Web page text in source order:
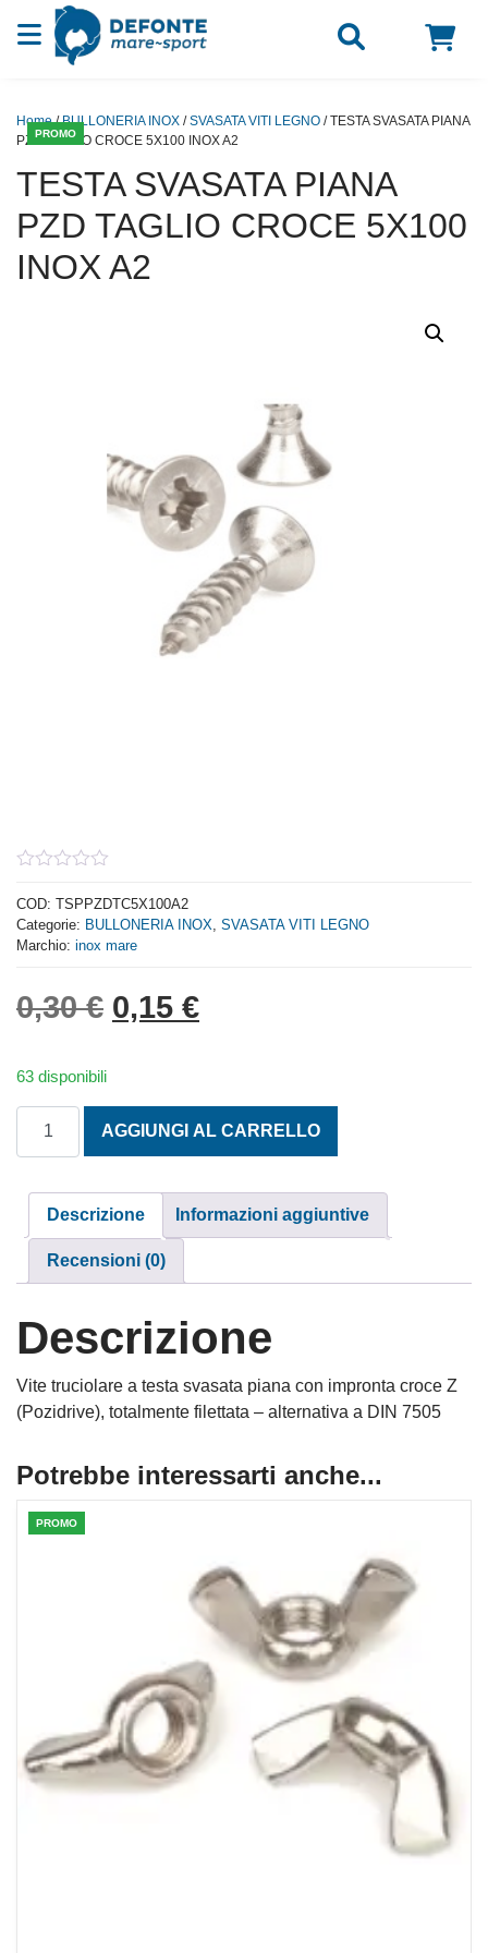
Vai al contenuto
PROMO
Home/BULLONERIA INOX /SVASATA VITI LEGNO / TESTA SVASATA PIANA
PZD TAGLIO CROCE 5X100 INOX A2
TESTA SVASATA PIANA
PZD TAGLIO CROCE 5X100
INOX A2
out
of
5
COD: TSPPZDTC5X100A2
Categorie: BULLONERIA INOX SVASATA VITI LEGNO
Marchio: inox mare
0,30€ Il prezzo originale era:
0,15 €Il prezzo attuale è:
63 disponibili
AGGIUNGI AL CARRELLO
Descrizione Informazioni aggiuntive
Recensioni (0)
Descrizione
Vite truciolare a testa svasata piana con impronta croce Z
(Pozidrive), totalmente filettata – alternativa a DIN 7505
Potrebbe interessarti anche...
PROMO